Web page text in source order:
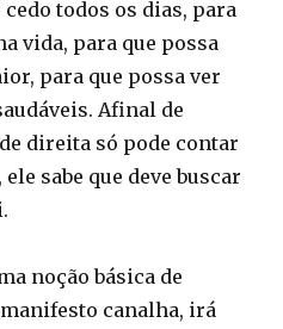
todos os dias, para
vida, para que possa
para que possa ver
Afinal de
direita só pode contar
sabe que deve buscar
noção básica de
canalha, irá